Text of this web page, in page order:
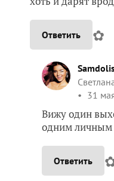
Ответить ✿
31
Вижу один
одним личным
Ответить